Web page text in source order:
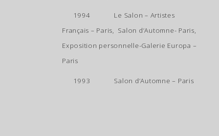
1994 Le Salon – Artistes
Français – Paris, Salon d’Automne- Paris,
Exposition personnelle-Galerie Europa –
Paris
1993 Salon d’Automne – Paris